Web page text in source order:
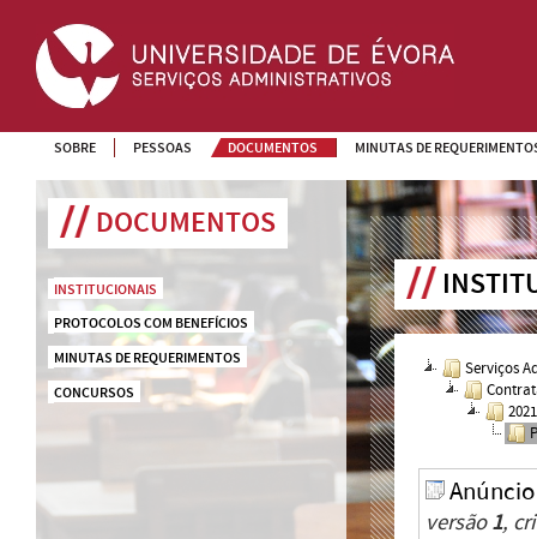
SOBRE PESSOAS DOCUMENTOS MINUTAS DE
DOCUMENTOS
INSTITUCIONAIS
PROTOCOLOS COM BENEFÍCIOS
MINUTAS DE REQUERIMENTOS
CONCURSOS
Serviços
2021
versão1,